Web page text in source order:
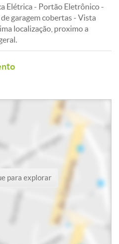
Elétrica - Portão Eletrônico -
garagem cobertas - Vista
localização, proximo a
para explorar